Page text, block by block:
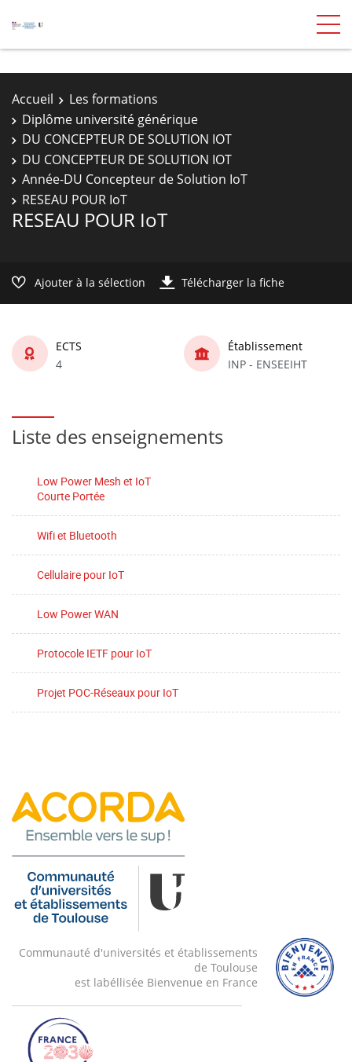
Accueil
Les formations
Diplôme université générique
DU CONCEPTEUR DE SOLUTION IOT
DU CONCEPTEUR DE SOLUTION IOT
Année-DU Concepteur de Solution IoT
RESEAU POUR IoT
RESEAU POUR IoT
Ajouter à la sélection Télécharger la fiche
ECTS
4
Établissement
INP - ENSEEIHT
Liste des enseignements
Low Power Mesh et IoT
Courte Portée
Wifi et Bluetooth
Cellulaire pour IoT
Low Power WAN
Protocole IETF pour IoT
Projet POC-Réseaux pour IoT
Communauté d'universités et établissements
de Toulouse
est labéllisée Bienvenue en France